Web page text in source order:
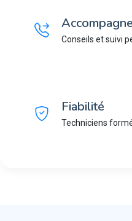
Conseils et suivi
Fiabilité
Techniciens